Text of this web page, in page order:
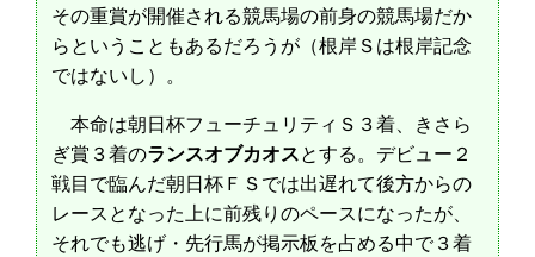
その重賞が開催される競馬場の前身の競馬場だか
らということもあるだろうが（根岸Ｓは根岸記念
ではないし）。
本命は朝日杯フューチュリティＳ３着、きさら
ぎ賞３着のランスオブカオスとする。デビュー２
戦目で臨んだ朝日杯ＦＳでは出遅れて後方からの
レースとなった上に前残りのペースになったが、
それでも逃げ・先行馬が掲示板を占める中で３着